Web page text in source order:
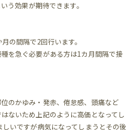
う効果が期待できます。
の間隔で2回行います。
を急ぐ必要がある方は1カ月間隔で接
のかゆみ・発赤、倦怠感、頭痛など
ないため上記のように高価となってし
いですが病気になってしまうとその後